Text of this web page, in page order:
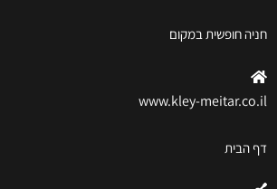
חניה חופשית במקום
www.kley-meitar.co.il
דף הבית